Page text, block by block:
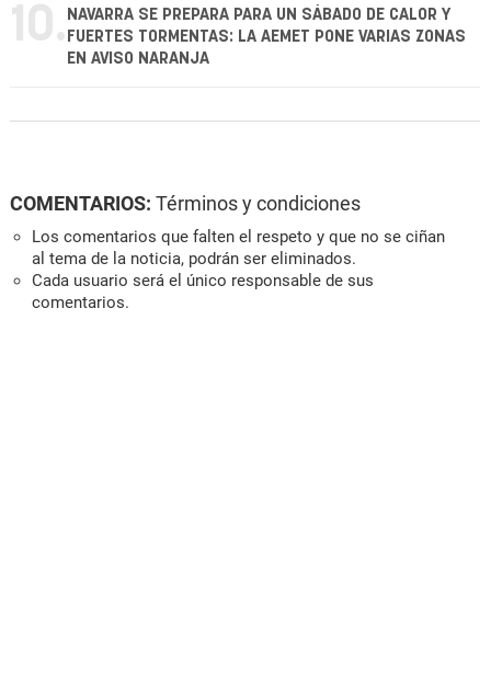
10. NAVARRA SE PREPARA PARA UN SÁBADO DE CALOR Y
FUERTES TORMENTAS: LA AEMET PONE VARIAS ZONAS
EN AVISO NARANJA
COMENTARIOS: Términos y condiciones
Los comentarios que falten el respeto y que no se ciñan
al tema de la noticia, podrán ser eliminados.
Cada usuario será el único responsable de sus
comentarios.